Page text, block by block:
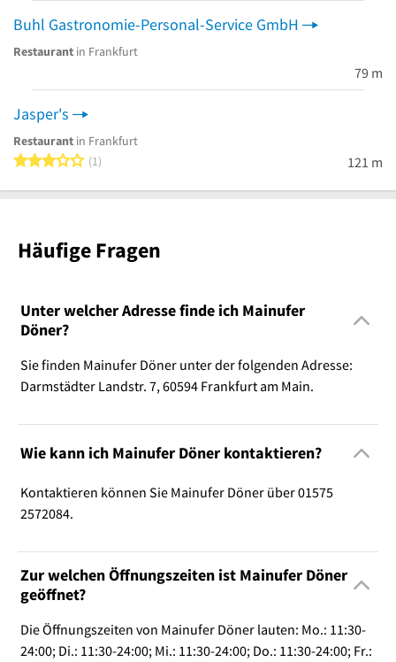
Buhl Gastronomie-Personal-Service GmbH
Restaurant in Frankfurt
79 m
Jasper's
Restaurant in Frankfurt
3 von 5 Sternen
1 121 m
Häufige Fragen
Unter welcher Adresse finde ich Mainufer
Döner?
Sie finden Mainufer Döner unter der folgenden Adresse:
Darmstädter Landstr. 7, 60594 Frankfurt am Main.
Wie kann ich Mainufer Döner kontaktieren?
Kontaktieren können Sie Mainufer Döner über 01575
2572084.
Zur welchen Öffnungszeiten ist Mainufer Döner
geöffnet?
Die Öffnungszeiten von Mainufer Döner lauten: Mo.: 11:30-
24:00; Di.: 11:30-24:00; Mi.: 11:30-24:00; Do.: 11:30-24:00; Fr.: